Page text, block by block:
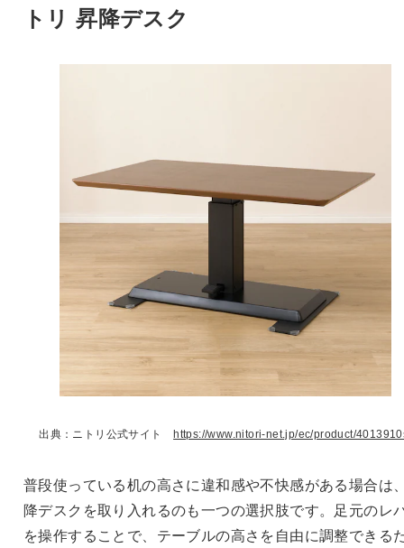
トリ 昇降デスク
出典：ニトリ公式サイト https://www.nitori-net.jp/ec/product/
普段使っている机の高さに違和感や不快感がある場合は
降デスクを取り入れるのも一つの選択肢です。足元のレ
を操作することで、テーブルの高さを自由に調整できる